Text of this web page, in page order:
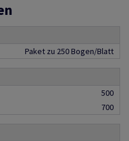
Paket zu 250 Bogen/Blatt
500
700